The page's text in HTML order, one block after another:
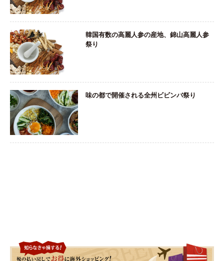
韓国有数の高麗人参の産地、錦山高麗人参
祭り
味の都で開催される全州ビビンバ祭り